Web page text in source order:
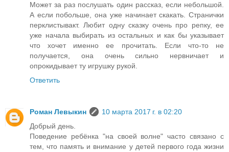
Может за раз послушать один рассказ, если небольшой.
А если побольше, она уже начинает скакать. Странички
перклистывакт. Любит одну сказку очень про репку, ее
уже начала выбирать из остальных и как бы указывает
что хочет именно ее прочитать. Если что-то не
получается, она очень сильно нервничает и
опрокидывает ту игрушку рукой.
Ответить
Роман Левыкин
10 марта 2017 г. в 02:20
Добрый день.
Поведение ребёнка "на своей волне" часто связано с
тем, что память и внимание у детей первого года жизни